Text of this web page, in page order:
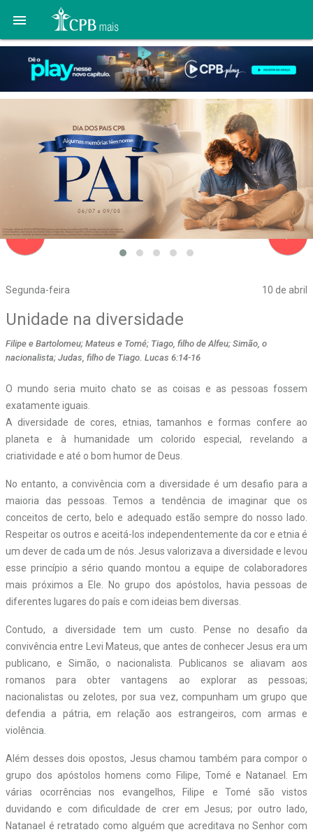

Segunda-feira 10 de abril
navigate_before
Unidade na diversidade
Filipe e Bartolomeu; Mateus e Tomé; Tiago, filho de Alfeu; Simão, o
nacionalista; Judas, filho de Tiago. Lucas 6:14-16
O mundo seria muito chato se as coisas e as pessoas fossem
exatamente iguais.
A diversidade de cores, etnias, tamanhos e formas confere ao
planeta e à humanidade um colorido especial, revelando a
criatividade e até o bom humor de Deus.
No entanto, a convivência com a diversidade é um desafio para a
maioria das pessoas. Temos a tendência de imaginar que os
conceitos de certo, belo e adequado estão sempre do nosso lado.
Respeitar os outros e aceitá-los independentemente da cor e etnia é
um dever de cada um de nós. Jesus valorizava a diversidade e levou
esse princípio a sério quando montou a equipe de colaboradores
mais próximos a Ele. No grupo dos apóstolos, havia pessoas de
diferentes lugares do país e com ideias bem diversas.
Contudo, a diversidade tem um custo. Pense no desafio da
convivência entre Levi Mateus, que antes de conhecer Jesus era um
publicano, e Simão, o nacionalista. Publicanos se aliavam aos
romanos para obter vantagens ao explorar as pessoas;
nacionalistas ou zelotes, por sua vez, compunham um grupo que
defendia a pátria, em relação aos estrangeiros, com armas e
violência.
Além desses dois opostos, Jesus chamou também para compor o
grupo dos apóstolos homens como Filipe, Tomé e Natanael. Em
várias ocorrências nos evangelhos, Filipe e Tomé são vistos
duvidando e com dificuldade de crer em Jesus; por outro lado,
Natanael é retratado como alguém que acreditava no Senhor com
navigate_next